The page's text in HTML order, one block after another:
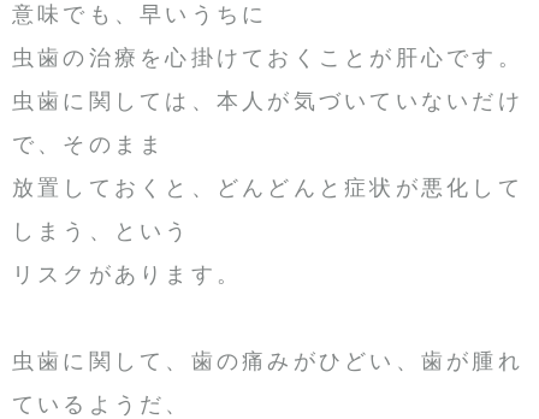
意味でも、早いうちに
虫歯の治療を心掛けておくことが肝心です。
虫歯に関しては、本人が気づいていないだけ
で、そのまま
放置しておくと、どんどんと症状が悪化して
しまう、という
リスクがあります。
虫歯に関して、歯の痛みがひどい、歯が腫れ
ているようだ、